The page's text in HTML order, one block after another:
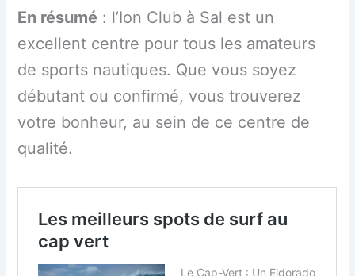
En résumé : l’Ion Club à Sal est un
excellent centre pour tous les amateurs
de sports nautiques. Que vous soyez
débutant ou confirmé, vous trouverez
votre bonheur, au sein de ce centre de
qualité.